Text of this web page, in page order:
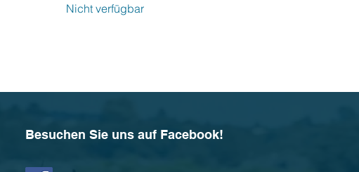
Nicht verfügbar
Besuchen Sie uns auf Facebook!